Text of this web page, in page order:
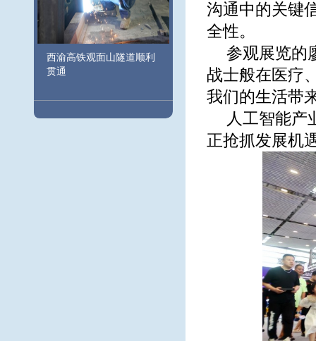
西渝高铁观面山隧道顺利
贯通
沟通中的关键
全性。
参观展览的
战士般在医疗
我们的生活带
人工智能产
正抢抓发展机